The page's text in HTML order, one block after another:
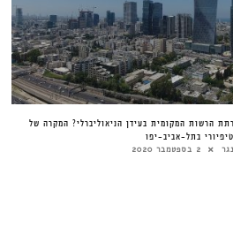
הרשות המקומית בעידן הניאוליברלי? המקרה של
בתל-אביב-יפו
2 בספטמבר 2020